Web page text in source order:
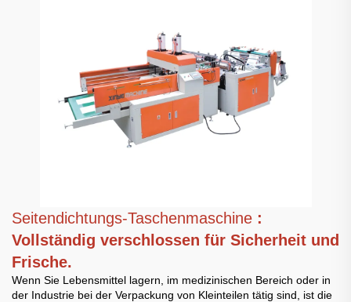
Seitendichtungs-Taschenmaschine :
Vollständig verschlossen für Sicherheit und
Frische.
Wenn Sie Lebensmittel lagern, im medizinischen Bereich oder in
der Industrie bei der Verpackung von Kleinteilen tätig sind, ist die